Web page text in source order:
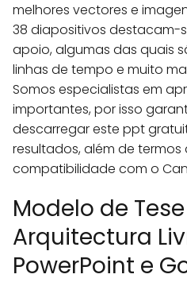
melhores vectores e
38 diapositivos destacam-
apoio, algumas das quais
linhas de tempo e muito
Somos especialistas em
importantes, por isso
descarregar este ppt
resultados, além de termos
compatibilidade com o
Modelo de
Arquitectura
PowerPoint e